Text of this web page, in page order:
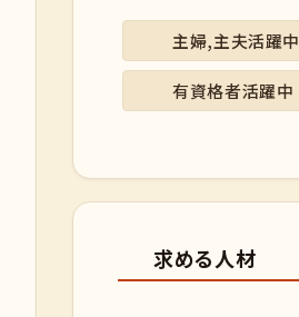
主婦,主夫活躍中
有資格者活躍中
求める人材